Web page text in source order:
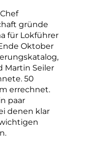
gründe
für Lokführer
Oktober
Martin Seiler
50
errechnet.
paar
denen klar